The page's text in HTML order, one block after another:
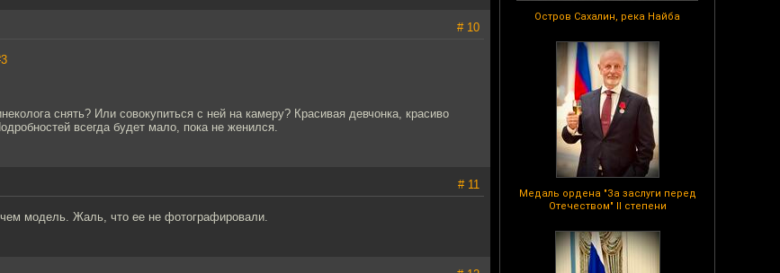
Остров Сахалин, река Найба
Медаль ордена "За заслуги перед
Отечеством" II степени
# 10
снять? Или совокупиться с ней на камеру? Красивая девчонка, красиво
всегда будет мало, пока не женился.
# 11
чем модель. Жаль, что ее не фотографировали.